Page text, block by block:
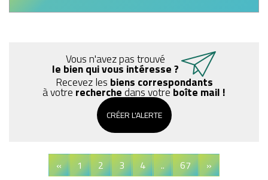
Vous n'avez pas trouvé
le bien qui vous intéresse ?
Recevez les biens correspondants
à votre recherchedans votreboîte mail !
CRÉER L'ALERTE
« 1 2 3 4 .. 67 »